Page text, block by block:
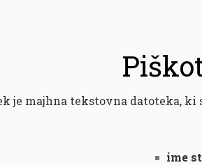
je majhna tekstovna datoteka, ki
ime